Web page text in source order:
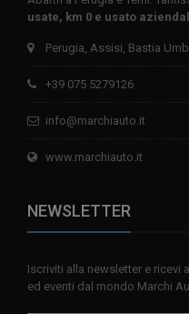
usate, km 0 e usato
Perugia, Assisi, Bastia
+39 075 5279126
info@marchiauto.it
www.marchiauto.it
NEWSLETTER
Iscriviti alla newsletter e
ed eventi dal mondo Marchi